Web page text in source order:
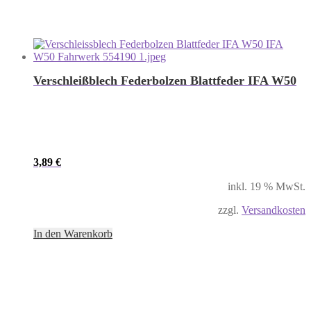
Verschleißblech Federbolzen Blattfeder IFA W50
3,89 €
inkl. 19 % MwSt.
zzgl. Versandkosten
In den Warenkorb